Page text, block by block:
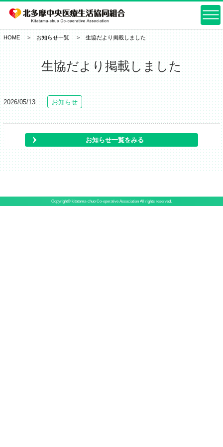
HOME お知らせ一覧 生協だより掲載しました
生協だより掲載しました
2026/05/13 お知らせ
お知らせ一覧をみる
Copyright© kitatama-chuo Co-operative Association All rights reserved.